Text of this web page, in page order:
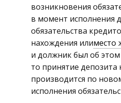
возникновения
в момент исполнения
обязательства
нахождения илиместо
и должник был об
то принятие депозита
производится по
исполнения